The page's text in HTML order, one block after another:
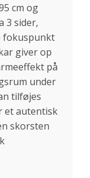
cm og
3 sider,
fokuspunkt
giver op
på
under
tilføjes
autentisk
skorsten